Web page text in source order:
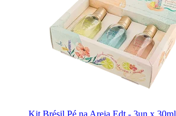
Kit Brésil Pé na Areia Edt - 3un x 30ml